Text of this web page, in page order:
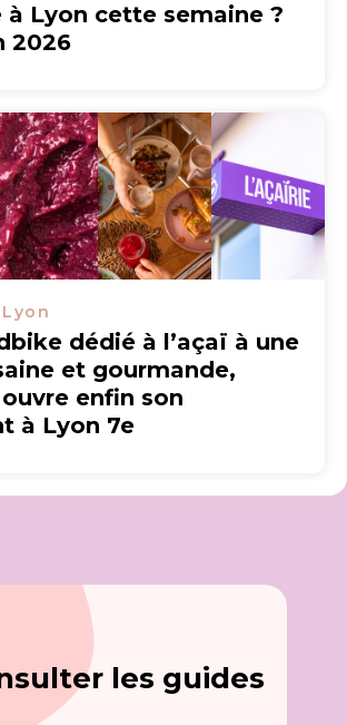
à Lyon cette semaine ?
2026
dédié à l’açaï à une
et gourmande,
ouvre enfin son
à Lyon 7e
les guides